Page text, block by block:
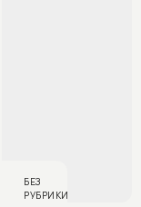
БЕЗ
РУБРИКИ